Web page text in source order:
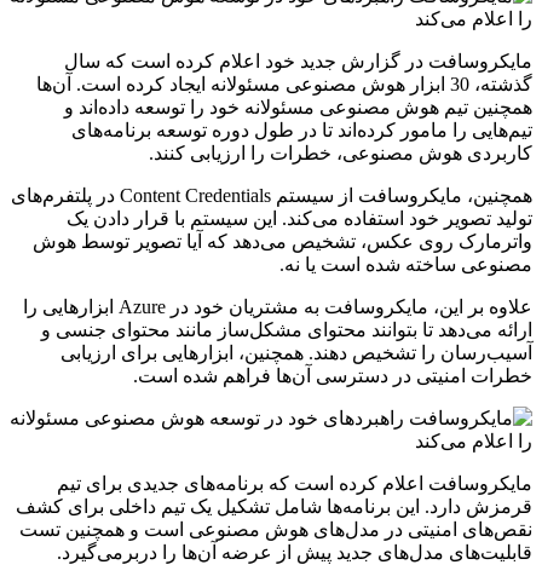
مایکروسافت در گزارش جدید خود اعلام کرده است که سال
گذشته، 30 ابزار هوش مصنوعی مسئولانه ایجاد کرده است. آن‌ها
همچنین تیم هوش مصنوعی مسئولانه خود را توسعه داده‌اند و
تیم‌هایی را مامور کرده‌اند تا در طول دوره توسعه برنامه‌های
کاربردی هوش مصنوعی، خطرات را ارزیابی کنند.
همچنین، مایکروسافت از سیستم Content Credentials در پلتفرم‌های
تولید تصویر خود استفاده می‌کند. این سیستم با قرار دادن یک
واترمارک روی عکس، تشخیص می‌دهد که آیا تصویر توسط هوش
مصنوعی ساخته شده است یا نه.
علاوه بر این، مایکروسافت به مشتریان خود در Azure ابزارهایی را
ارائه می‌دهد تا بتوانند محتوای مشکل‌ساز مانند محتوای جنسی و
آسیب‌رسان را تشخیص دهند. همچنین، ابزارهایی برای ارزیابی
خطرات امنیتی در دسترسی آن‌ها فراهم شده است.
مایکروسافت اعلام کرده است که برنامه‌های جدیدی برای تیم
قرمزش دارد. این برنامه‌ها شامل تشکیل یک تیم داخلی برای کشف
نقص‌های امنیتی در مدل‌های هوش مصنوعی است و همچنین تست
قابلیت‌های مدل‌های جدید پیش از عرضه آن‌ها را دربرمی‌گیرد.